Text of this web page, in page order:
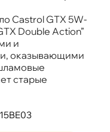
Castrol GTX 5W-
Double Action”
и
оказывающими
старые